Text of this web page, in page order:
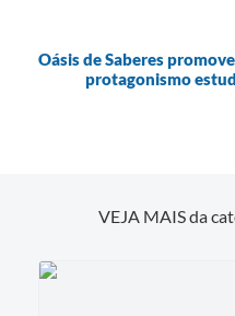
Oásis de Saberes
protagonismo
VEJA MAIS da